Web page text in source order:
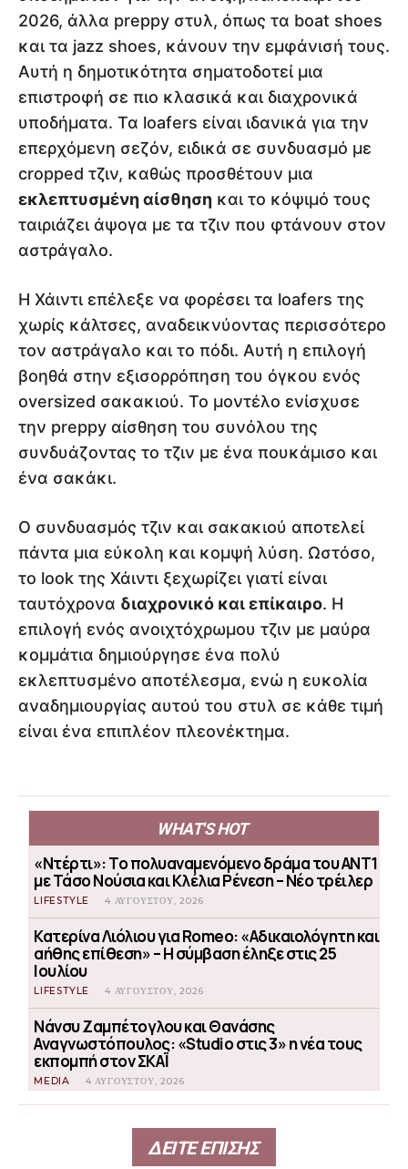
2026, άλλα preppy στυλ, όπως τα boat shoes
και τα jazz shoes, κάνουν την εμφάνισή τους.
Αυτή η δημοτικότητα σηματοδοτεί μια
επιστροφή σε πιο κλασικά και διαχρονικά
υποδήματα. Τα loafers είναι ιδανικά για την
επερχόμενη σεζόν, ειδικά σε συνδυασμό με
cropped τζιν, καθώς προσθέτουν μια
εκλεπτυσμένη αίσθηση και το κόψιμό τους
ταιριάζει άψογα με τα τζιν που φτάνουν στον
αστράγαλο.
Η Χάιντι επέλεξε να φορέσει τα loafers της
χωρίς κάλτσες, αναδεικνύοντας περισσότερο
τον αστράγαλο και το πόδι. Αυτή η επιλογή
βοηθά στην εξισορρόπηση του όγκου ενός
oversized σακακιού. Το μοντέλο ενίσχυσε
την preppy αίσθηση του συνόλου της
συνδυάζοντας το τζιν με ένα πουκάμισο και
ένα σακάκι.
Ο συνδυασμός τζιν και σακακιού αποτελεί
πάντα μια εύκολη και κομψή λύση. Ωστόσο,
το look της Χάιντι ξεχωρίζει γιατί είναι
ταυτόχρονα διαχρονικό και επίκαιρο. Η
επιλογή ενός ανοιχτόχρωμου τζιν με μαύρα
κομμάτια δημιούργησε ένα πολύ
εκλεπτυσμένο αποτέλεσμα, ενώ η ευκολία
αναδημιουργίας αυτού του στυλ σε κάθε τιμή
είναι ένα επιπλέον πλεονέκτημα.
WHAT'S HOT
«Ντέρτι»: Το πολυαναμενόμενο δράμα του ΑΝΤ1
με Τάσο Νούσια και Κλέλια Ρένεση – Νέο τρέιλερ
LIFESTYLE 4 ΑΥΓΟΎΣΤΟΥ, 2026
Κατερίνα Λιόλιου για Romeo: «Αδικαιολόγητη και
αήθης επίθεση» – Η σύμβαση έληξε στις 25
Ιουλίου
LIFESTYLE 4 ΑΥΓΟΎΣΤΟΥ, 2026
Νάνσυ Ζαμπέτογλου και Θανάσης
Αναγνωστόπουλος: «Studio στις 3» η νέα τους
εκπομπή στον ΣΚΑΪ
MEDIA 4 ΑΥΓΟΎΣΤΟΥ, 2026
ΔΕΙΤΕ ΕΠΙΣΗΣ